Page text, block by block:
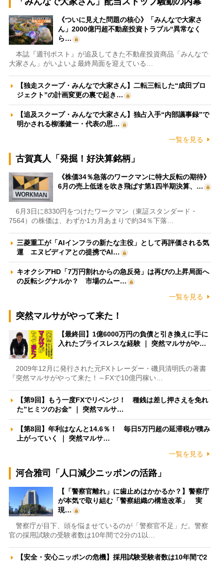
《ついに見えた問題の核心》「みんなで大家さ
ん」2000億円超不動産投資トラブル“異常なく
ら…
本誌『週刊ポスト』が追及してきた不動産投資商品「みんなで
大家さん」がいよいよ最終局面を迎えている…
【独走スクープ・みんなで大家さん】二転三転した“成田プロ
ジェクト”の計画変更の裏で起き…
【追及スクープ・みんなで大家さん】独占入手“内部議事録”で
明かされる柳瀬健一・代表の思…
一覧を見る
古賀真人「発掘！好決算銘柄」
《株価34％急落のワークマンに特大反転の期待》
6月の売上低迷を吹き飛ばす第1四半期決算、…
6月3日に8330円をつけたワークマン（東証スタンダード・
7564）の株価は、わずか1カ月あまりで約34％下落…
三菱重工が「AIインフラの新たな主役」として再評価される気
運 エヌビディアとの提携でAI…
キオクシアHD「7万円割れからの急反発」は再びの上昇局面へ
の反転シグナルか？ 市場のムー…
一覧を見る
突然マルサがやって来た！
【最終回】1億6000万円の負債と引き換えに手に
入れたプライスレスな経験 ｜ 突然マルサがや…
2009年12月に発行された元FXトレーダー・磯貝清明氏の著書
『突然マルサがやって来た！～FXで10億円稼い…
【第9回】もう一度FXでリベンジ！ 種銭は差し押さえを免れ
た”ヒミツのお金” ｜ 突然マルサ…
【第8回】年利はなんと14.6％！ 毎日5万円超の延滞税が積み
上がっていく ｜ 突然マルサ…
一覧を見る
河合雅司「人口減少ニッポンの活路」
【「警察官離れ」に歯止めはかかるか？】警察庁
が本気で取り組む「警察組織の構造改革」 実
現…
警察庁が目下、頭を悩ませているのが「警察官不足」だ。警察
官の採用試験の受験者数は10年間で2分の1以…
【安全・安心ニッポンの危機】採用試験受験者数は10年間で2